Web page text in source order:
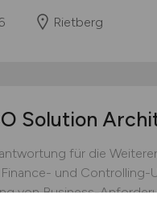
Rietberg
Solution
für die
und Controlling-
von Business-